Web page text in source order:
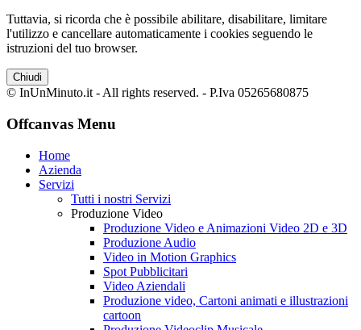
Tuttavia, si ricorda che è possibile abilitare, disabilitare, limitare
l'utilizzo e cancellare automaticamente i cookies seguendo le
istruzioni del tuo browser.
Chiudi
© InUnMinuto.it - All rights reserved. - P.Iva 05265680875
Offcanvas Menu
Home
Azienda
Servizi
Tutti i nostri Servizi
Produzione Video
Produzione Video e Animazioni Video 2D e 3D
Produzione Audio
Video in Motion Graphics
Spot Pubblicitari
Video Aziendali
Produzione video, Cartoni animati e illustrazioni
cartoon